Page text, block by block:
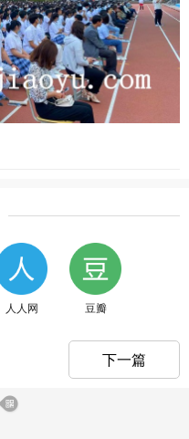
人人网 豆瓣
下一篇